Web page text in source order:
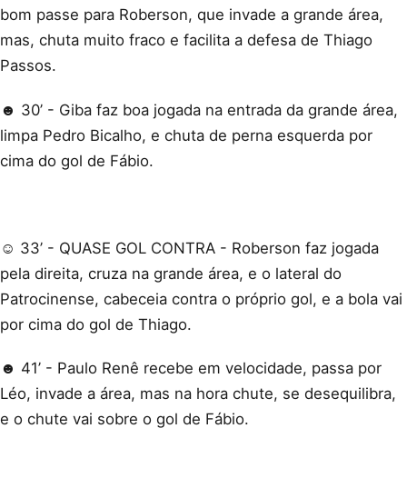
bom passe para Roberson, que invade a grande área,
mas, chuta muito fraco e facilita a defesa de Thiago
Passos.
☻ 30’ - Giba faz boa jogada na entrada da grande área,
limpa Pedro Bicalho, e chuta de perna esquerda por
cima do gol de Fábio.
☺ 33’ - QUASE GOL CONTRA - Roberson faz jogada
pela direita, cruza na grande área, e o lateral do
Patrocinense, cabeceia contra o próprio gol, e a bola vai
por cima do gol de Thiago.
☻ 41’ - Paulo Renê recebe em velocidade, passa por
Léo, invade a área, mas na hora chute, se desequilibra,
e o chute vai sobre o gol de Fábio.